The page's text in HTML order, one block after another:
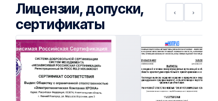
Лицензии, допуски,
сертификаты
‹ ›